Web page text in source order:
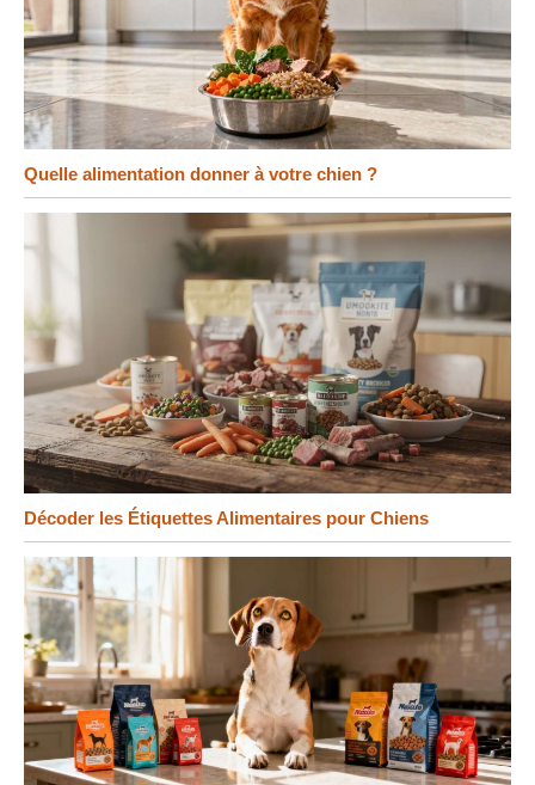
Quelle alimentation donner à votre chien ?
Décoder les Étiquettes Alimentaires pour Chiens